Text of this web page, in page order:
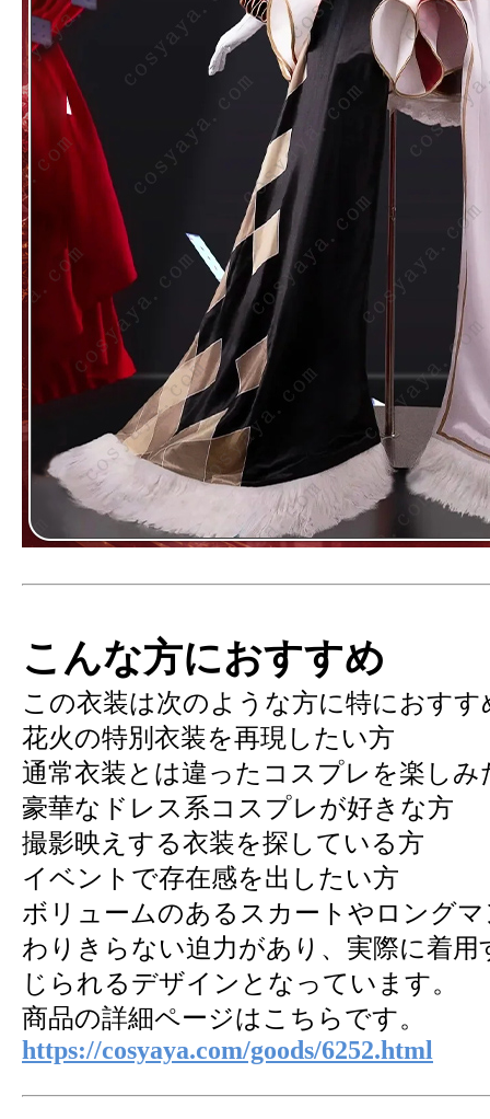
こんな方におすすめ
この衣装は次のような方に特におすす
花火の特別衣装を再現したい方
通常衣装とは違ったコスプレを楽しみ
豪華なドレス系コスプレが好きな方
撮影映えする衣装を探している方
イベントで存在感を出したい方
ボリュームのあるスカートやロング
わりきらない迫力があり、実際に着
じられるデザインとなっています。
商品の詳細ページはこちらです。
https://cosyaya.com/goods/6252.html